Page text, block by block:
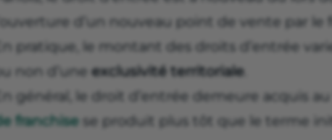
d’un nouveau point de vente par le
pratique, le montant des droits d’entrée
non d’une exclusivité territoriale
général, le droit d’entrée demeure acquis
franchise se produit plus tôt que le terme